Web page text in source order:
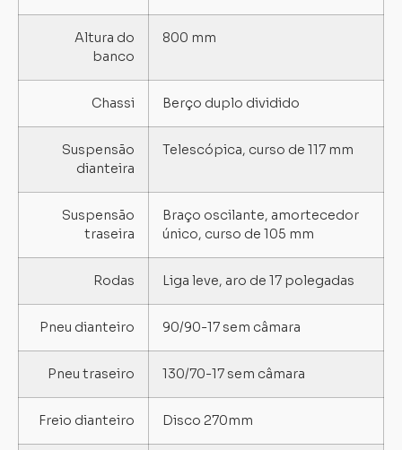
Altura do
banco
800 mm
Chassi Berço duplo dividido
Suspensão
dianteira
Telescópica, curso de 117 mm
Suspensão
traseira
Braço oscilante, amortecedor
único, curso de 105 mm
Rodas Liga leve, aro de 17 polegadas
Pneu dianteiro 90/90-17 sem câmara
Pneu traseiro 130/70-17 sem câmara
Freio dianteiro Disco 270mm